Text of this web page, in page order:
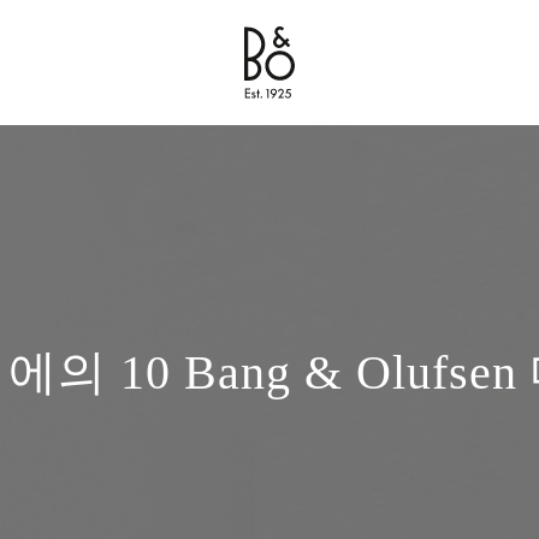
Bang & Olufsen - Exist to Create
Link Opens in New Tab
의 10 Bang & Olufsen